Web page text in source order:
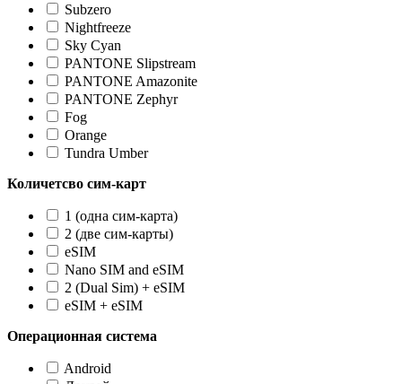
Subzero
Nightfreeze
Sky Cyan
PANTONE Slipstream
PANTONE Amazonite
PANTONE Zephyr
Fog
Orange
Tundra Umber
Количетсво сим-карт
1 (одна сим-карта)
2 (две сим-карты)
eSIM
Nano SIM and eSIM
2 (Dual Sim) + eSIM
eSIM + eSIM
Операционная система
Android